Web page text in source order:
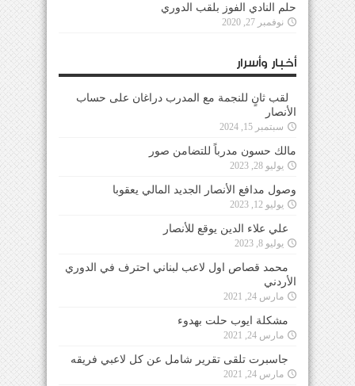
حلم النادي الفوز بلقب الدوري
نوفمبر 27, 2020
أخبار وأسرار
لقب ثانٍ للنجمة مع المدرب دراغان على حساب
الأنصار
سبتمبر 15, 2024
مالك حسون مدرباً للتضامن صور
يوليو 28, 2023
وصول مدافع الأنصار الجديد المالي يعقوبا
يوليو 12, 2023
علي علاء الدين يوقع للأنصار
يوليو 8, 2023
محمد قصاص اول لاعب لبناني احترف في الدوري
الأردني
مارس 24, 2021
مشكلة ايوب حلت بهدوء
مارس 24, 2021
جاسبرت تلقى تقرير شامل عن كل لاعبي فريقه
مارس 24, 2021